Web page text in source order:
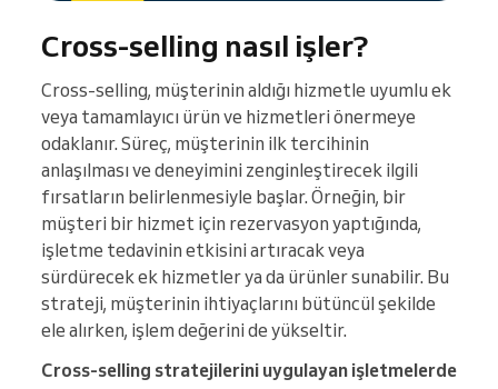
Cross-selling nasıl işler?
Cross-selling, müşterinin aldığı hizmetle uyumlu ek
veya tamamlayıcı ürün ve hizmetleri önermeye
odaklanır. Süreç, müşterinin ilk tercihinin
anlaşılması ve deneyimini zenginleştirecek ilgili
fırsatların belirlenmesiyle başlar. Örneğin, bir
müşteri bir hizmet için rezervasyon yaptığında,
işletme tedavinin etkisini artıracak veya
sürdürecek ek hizmetler ya da ürünler sunabilir. Bu
strateji, müşterinin ihtiyaçlarını bütüncül şekilde
ele alırken, işlem değerini de yükseltir.
Cross-selling stratejilerini uygulayan işletmelerde